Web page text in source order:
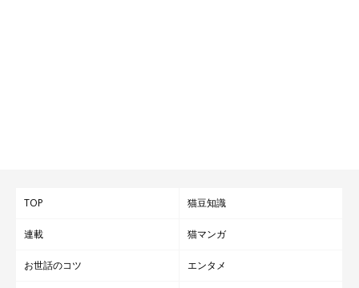
TOP 猫豆知識
連載 猫マンガ
お世話のコツ エンタメ